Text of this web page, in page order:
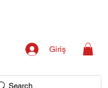
Giriş
Search